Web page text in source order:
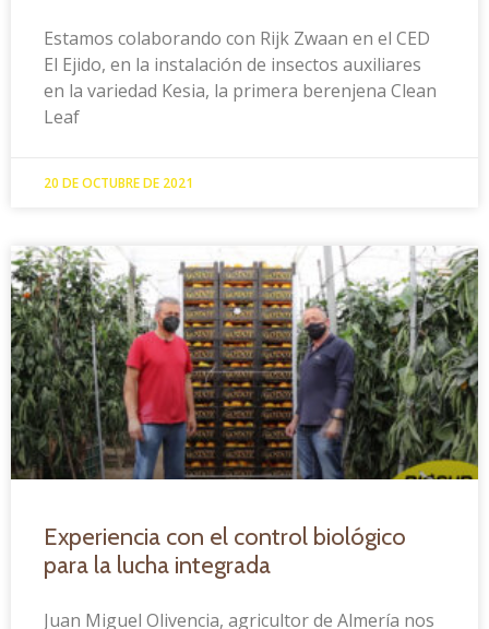
Estamos colaborando con Rijk Zwaan en el CED
El Ejido, en la instalación de insectos auxiliares
en la variedad Kesia, la primera berenjena Clean
Leaf
20 DE OCTUBRE DE 2021
Experiencia con el control biológico
para la lucha integrada
Juan Miguel Olivencia, agricultor de Almería nos